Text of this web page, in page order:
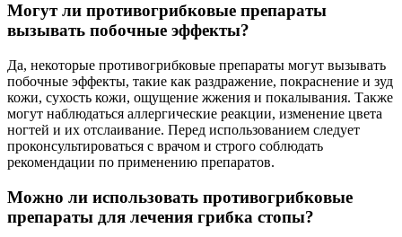
Могут ли противогрибковые препараты
вызывать побочные эффекты?
Да, некоторые противогрибковые препараты могут вызывать
побочные эффекты, такие как раздражение, покраснение и зуд
кожи, сухость кожи, ощущение жжения и покалывания. Также
могут наблюдаться аллергические реакции, изменение цвета
ногтей и их отслаивание. Перед использованием следует
проконсультироваться с врачом и строго соблюдать
рекомендации по применению препаратов.
Можно ли использовать противогрибковые
препараты для лечения грибка стопы?